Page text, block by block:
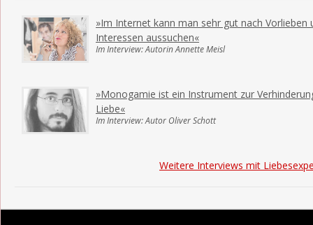
»Im Internet kann man sehr gut nach Vorlieben
Interessen aussuchen«
Im Interview: Autorin Annette Meisl
»Monogamie ist ein Instrument zur
Liebe«
Im Interview: Autor Oliver Schott
Weitere Interviews mit